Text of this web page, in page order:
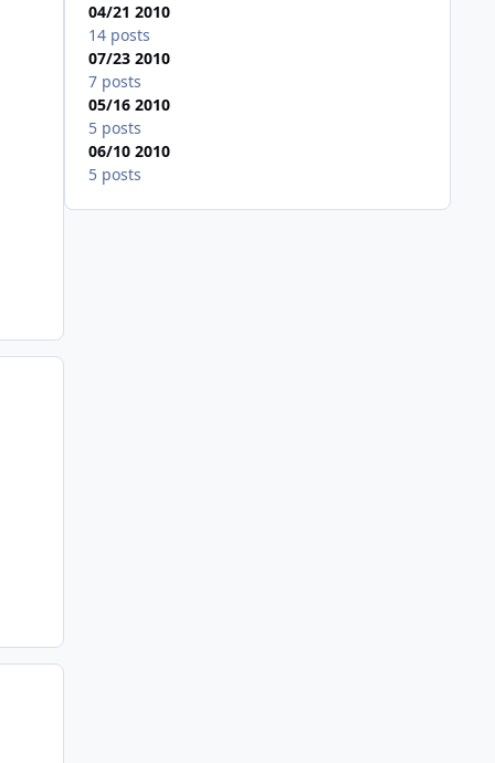
04/21 2010
14 posts
07/23 2010
7 posts
05/16 2010
5 posts
06/10 2010
5 posts